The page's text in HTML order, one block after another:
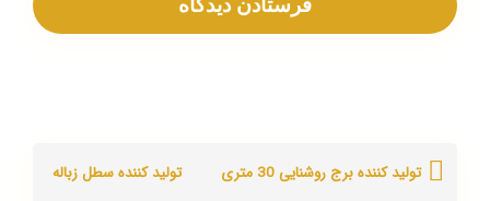
تولید کننده برج روشنایی 30 متری
تولید کننده سطل زباله